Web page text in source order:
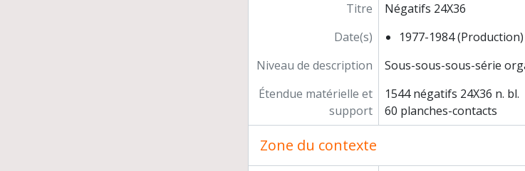
Direction de la fouille de tumuli de
Co-direction de la mission "Etude du
Participation au projet italo-russo-
Co-direction de la mission
Diathèque
Photographies numériques
Programmes de recherche
Préparation de publications
Congrès, séminaires, conférences
Titre
Négatifs 24X36
Date(s)
1977-1984 (Production)
Niveau de description
Sous-sous-sous-série
Étendue matérielle et
support
1544 négatifs 24X36 n. bl.
60 planches-contacts
Zone du contexte